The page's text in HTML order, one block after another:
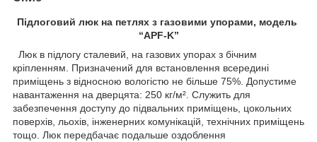
Підлоговий люк на петлях з газовими упорами, модель
“APF-K”
Люк в підлогу сталевий, на газових упорах з бічним
кріпленням. Призначений для встановлення всередині
приміщень з відносною вологістю не більше 75%. Допустиме
навантаження на дверцята: 250 кг/м². Служить для
забезпечення доступу до підвальних приміщень, цокольних
поверхів, льохів, інженерних комунікацій, технічних приміщень
тощо. Люк передбачає подальше оздоблення